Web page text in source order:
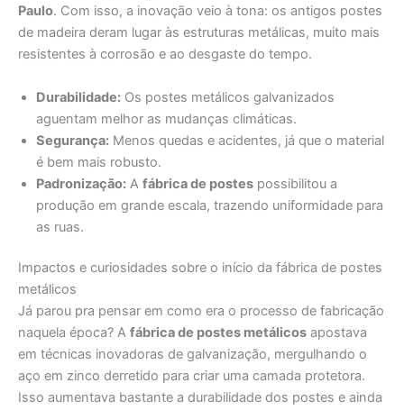
Paulo. Com isso, a inovação veio à tona: os antigos postes
de madeira deram lugar às estruturas metálicas, muito mais
resistentes à corrosão e ao desgaste do tempo.
Durabilidade: Os postes metálicos galvanizados
aguentam melhor as mudanças climáticas.
Segurança: Menos quedas e acidentes, já que o material
é bem mais robusto.
Padronização: A fábrica de postes possibilitou a
produção em grande escala, trazendo uniformidade para
as ruas.
Impactos e curiosidades sobre o início da fábrica de postes
metálicos
Já parou pra pensar em como era o processo de fabricação
naquela época? A fábrica de postes metálicos apostava
em técnicas inovadoras de galvanização, mergulhando o
aço em zinco derretido para criar uma camada protetora.
Isso aumentava bastante a durabilidade dos postes e ainda